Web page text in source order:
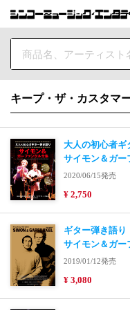
キープ・ザ・カスタマ
大人の初心者ギ
サイモン＆ガー
2020/06/15発売
¥ 2,750
ギター弾き語り
サイモン＆ガー
2019/01/12発売
¥ 3,080